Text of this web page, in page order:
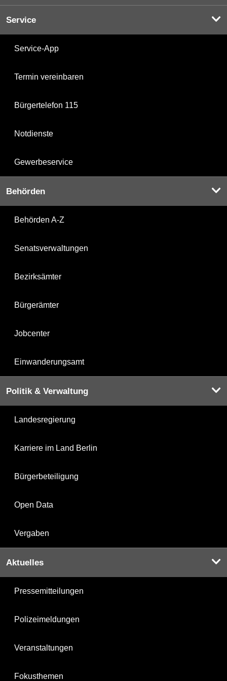
Service
Service-App
Termin vereinbaren
Bürgertelefon 115
Notdienste
Gewerbeservice
Behörden
Behörden A-Z
Senatsverwaltungen
Bezirksämter
Bürgerämter
Jobcenter
Einwanderungsamt
Politik & Verwaltung
Landesregierung
Karriere im Land Berlin
Bürgerbeteiligung
Open Data
Vergaben
Aktuelles
Pressemitteilungen
Polizeimeldungen
Veranstaltungen
Fokusthemen